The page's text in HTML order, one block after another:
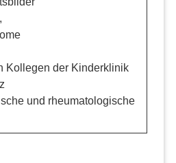
Kollegen der Kinderklinik
und rheumatologische